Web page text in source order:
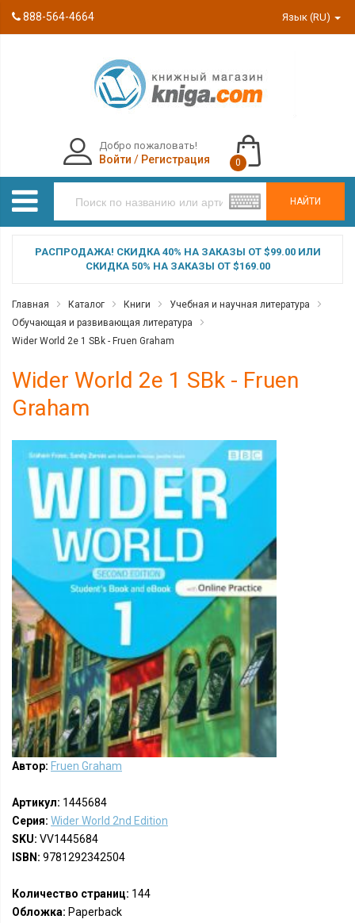
888-564-4664 Язык (RU)
НАЙТИ
Добро пожаловать!
Войти / Регистрация 0
РАСПРОДАЖА! СКИДКА 40% НА ЗАКАЗЫ ОТ $99.00 ИЛИ
СКИДКА 50% НА ЗАКАЗЫ ОТ $169.00
Главная Каталог Книги
Учебная и научная литература
Обучающая и развивающая литература
Wider World 2e 1 SBk - Fruen Graham
Wider World 2e 1 SBk - Fruen
Graham
Автор: Fruen Graham
Артикул: 1445684
Серия: Wider World 2nd Edition
SKU: VV1445684
ISBN: 9781292342504
Количество страниц: 144
Обложка: Paperback